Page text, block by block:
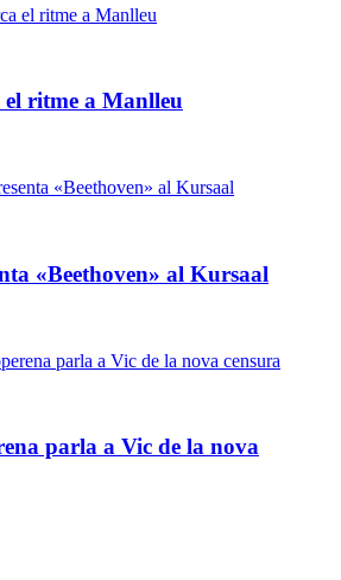
ritme a Manlleu
«Beethoven» al Kursaal
parla a Vic de la nova